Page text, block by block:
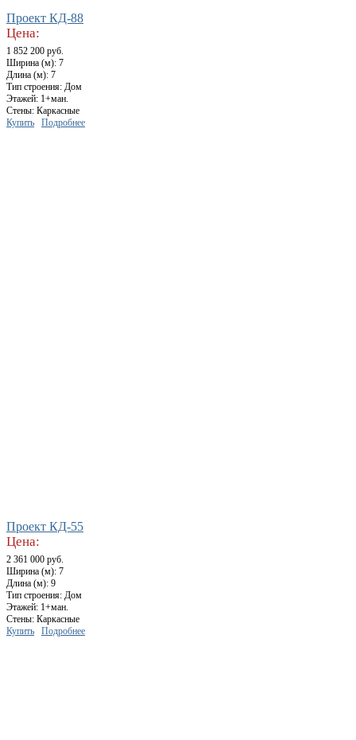
Проект КД-88
Цена:
1 852 200 руб.
Ширина (м): 7
Длина (м): 7
Тип строения: Дом
Этажей: 1+ман.
Стены: Каркасные
Купить
Подробнее
Проект КД-55
Цена:
2 361 000 руб.
Ширина (м): 7
Длина (м): 9
Тип строения: Дом
Этажей: 1+ман.
Стены: Каркасные
Купить
Подробнее